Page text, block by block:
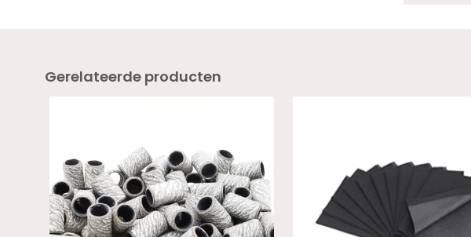
Gerelateerde producten